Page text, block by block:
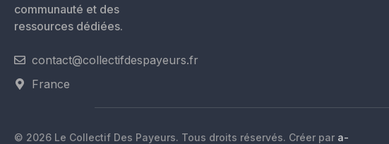
communauté et des
ressources dédiées.
contact@collectifdespayeurs.fr
France
© 2026 Le Collectif Des Payeurs. Tous droits réservés. Créer par a-